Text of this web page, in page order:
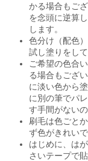
かる場合もご
を念頭に逆算
します。
色分け（配色
試し塗りをし
ご希望の色合
る場合もござ
に淡い色から
に別の筆でパ
す手間がない
刷毛は色ごと
ず色がきれい
はじめに、は
さいテープで